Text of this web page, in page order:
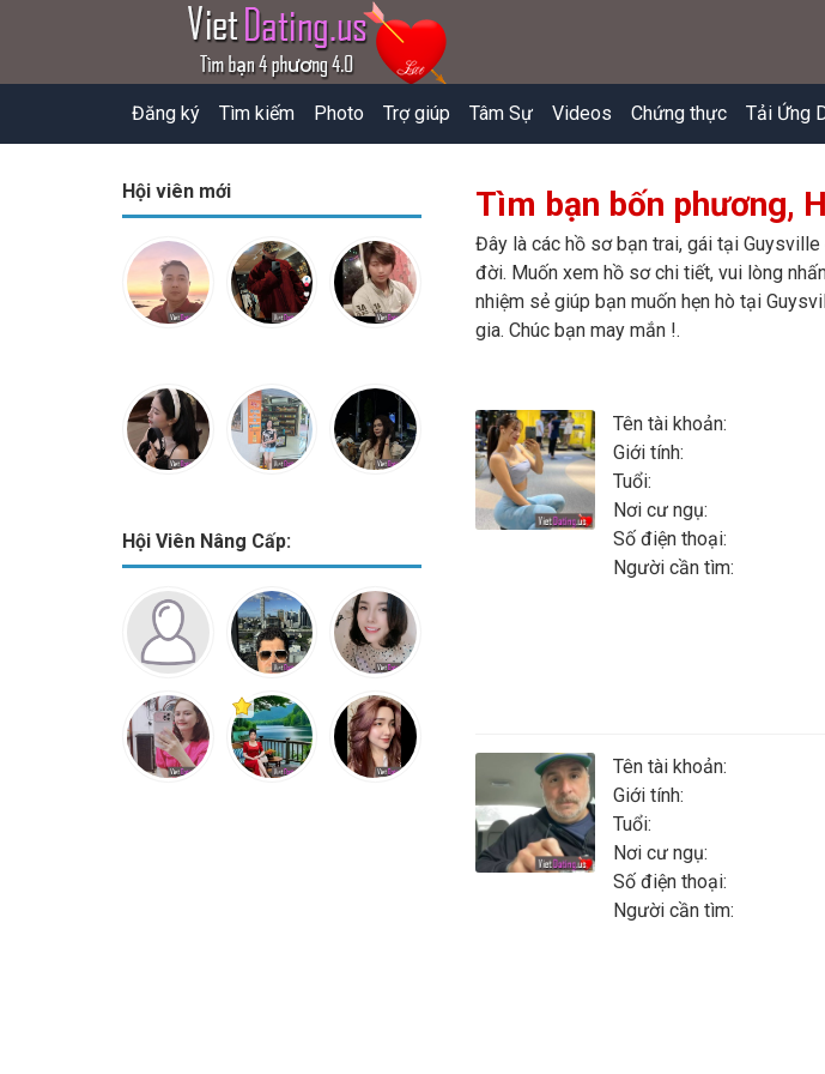
Đăng ký Tìm kiếm Photo Trợ giúp Tâm Sự Videos Chứng thực Tải Ứng
Hội viên mới
Hội Viên Nâng Cấp:
Tìm bạn bốn phương,
Đây là các hồ sơ bạn trai, gái tại
đời. Muốn xem hồ sơ chi tiết, vui lòng
nhiệm sẻ giúp bạn muốn hẹn hò tại
gia. Chúc bạn may mắn !.
Tên tài khoản:
Giới tính:
Tuổi:
Nơi cư ngụ:
Số điện thoại:
Người cần tìm:
Tên tài khoản:
Giới tính:
Tuổi:
Nơi cư ngụ:
Số điện thoại:
Người cần tìm: